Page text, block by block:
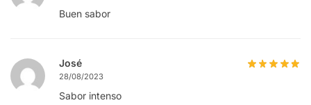
Buen sabor
José
28/08/2023
Sabor intenso